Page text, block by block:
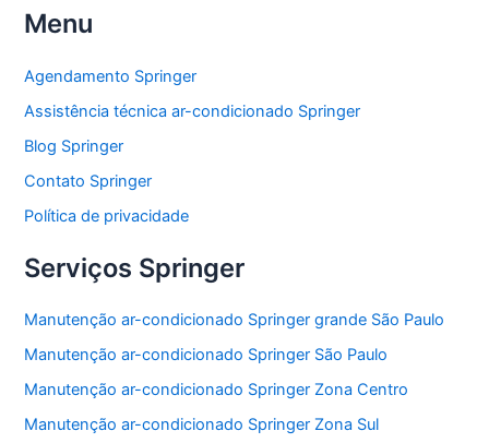
c
e
b
o
o
k
er s
A
p
l
Menu
Agendamento Springer
Assistência técnica ar-condicionado Springer
Blog Springer
Contato Springer
Política de privacidade
Serviços Springer
Manutenção ar-condicionado Springer grande São Paulo
Manutenção ar-condicionado Springer São Paulo
Manutenção ar-condicionado Springer Zona Centro
Manutenção ar-condicionado Springer Zona Sul